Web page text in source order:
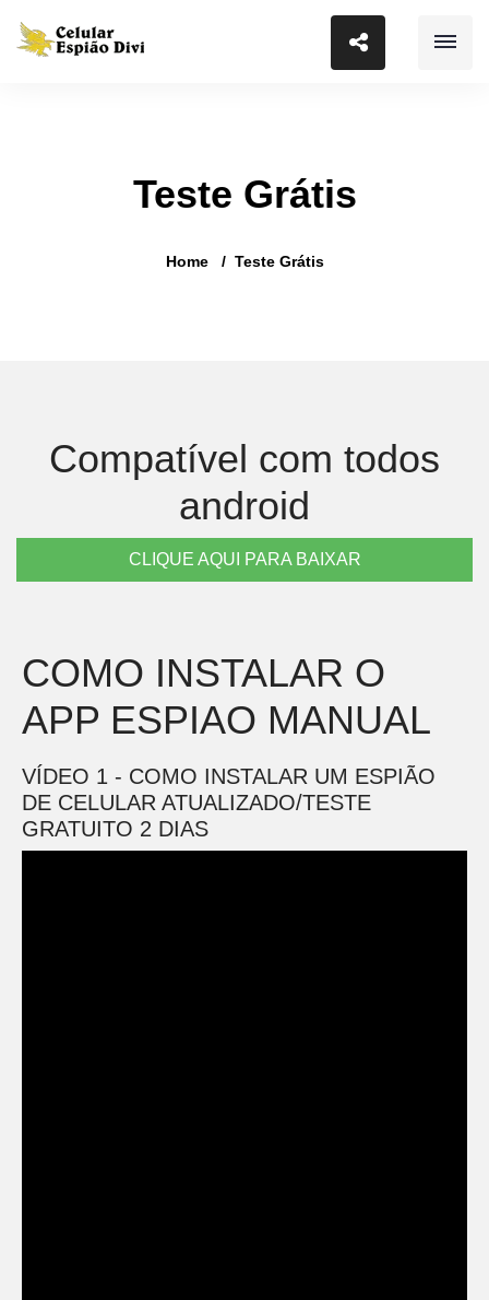
Teste Grátis
Home Teste Grátis
Compatível com todos
android
CLIQUE AQUI PARA BAIXAR
COMO INSTALAR O
APP ESPIAO MANUAL
VÍDEO 1 - COMO INSTALAR UM ESPIÃO
DE CELULAR ATUALIZADO/TESTE
GRATUITO 2 DIAS